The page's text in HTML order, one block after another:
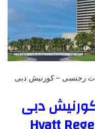
رجنسی – کورنیش دبی
دبی